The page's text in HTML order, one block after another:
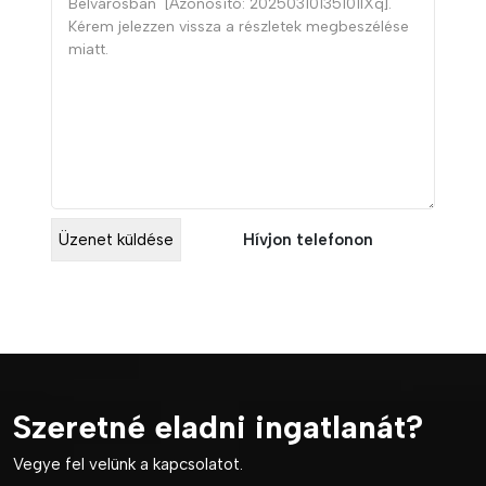
Hívjon telefonon
Szeretné eladni ingatlanát?
Vegye fel velünk a kapcsolatot.